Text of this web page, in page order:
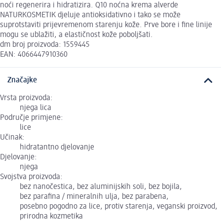
noći regenerira i hidratizira. Q10 noćna krema alverde
NATURKOSMETIK djeluje antioksidativno i tako se može
suprotstaviti prijevremenom starenju kože. Prve bore i fine linije
mogu se ublažiti, a elastičnost kože poboljšati.
dm broj proizvoda: 1559445
EAN: 4066447910360
Značajke
Vrsta proizvoda:
njega lica
Područje primjene:
lice
Učinak:
hidratantno djelovanje
Djelovanje:
njega
Svojstva proizvoda:
bez nanočestica, bez aluminijskih soli, bez bojila,
bez parafina / mineralnih ulja, bez parabena,
posebno pogodno za lice, protiv starenja, veganski proizvod,
prirodna kozmetika